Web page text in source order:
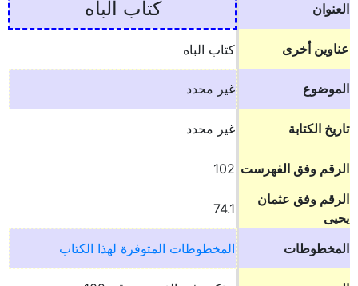
العنوان كتاب الباه
عناوين أخرى كتاب الباه
الموضوع غير محدد
تاريخ الكتابة غير محدد
الرقم وفق الفهرست 102
الرقم وفق عثمان
يحيى
74.1
المخطوطات المخطوطات المتوفرة لهذا الكتاب